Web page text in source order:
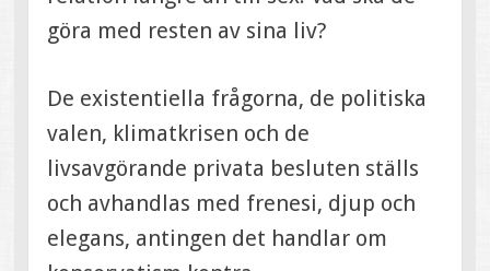
göra med resten av sina liv?
De existentiella frågorna, de politiska
valen, klimatkrisen och de
livsavgörande privata besluten ställs
och avhandlas med frenesi, djup och
elegans, antingen det handlar om